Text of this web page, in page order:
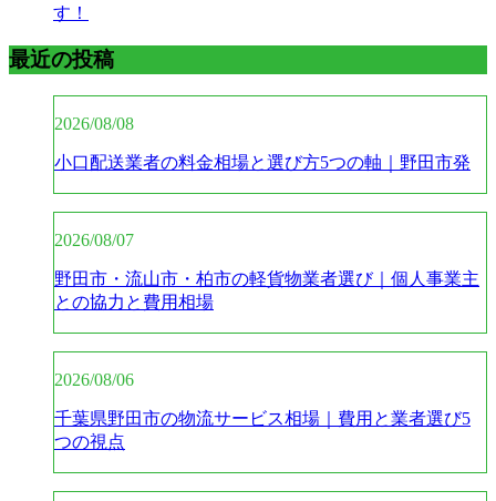
す！
最近の投稿
2026/08/08
小口配送業者の料金相場と選び方5つの軸｜野田市発
2026/08/07
野田市・流山市・柏市の軽貨物業者選び｜個人事業主
との協力と費用相場
2026/08/06
千葉県野田市の物流サービス相場｜費用と業者選び5
つの視点